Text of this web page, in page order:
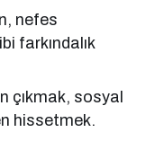
nefes
farkındalık
çıkmak, sosyal
hissetmek.